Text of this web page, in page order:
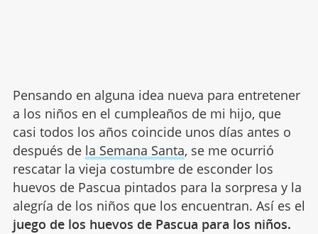
Pensando en alguna idea nueva para entretener
a los niños en el cumpleaños de mi hijo, que
casi todos los años coincide unos días antes o
después de la Semana Santa, se me ocurrió
rescatar la vieja costumbre de esconder los
huevos de Pascua pintados para la sorpresa y la
alegría de los niños que los encuentran. Así es el
juego de los huevos de Pascua para los niños.